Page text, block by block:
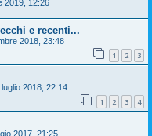
2019, 12:26
e recenti...
2018, 23:48
1 2 3
luglio 2018, 22:14
1 2 3 4
2017, 21:25